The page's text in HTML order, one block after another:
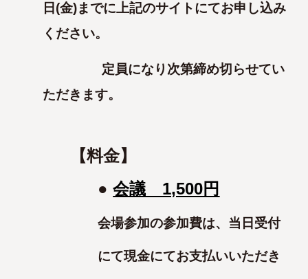
日(金)までに上記のサイトにてお申し込み
ください。
定員になり次第締め切らせてい
ただきます。
【料金】
●会議 1,500円
会場参加の参加費は、当日受付
にて現金にてお支払いいただき